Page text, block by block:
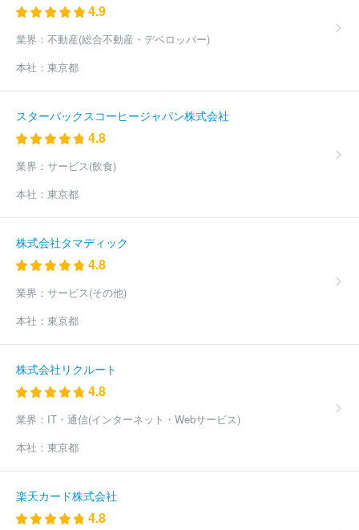
4.9
業界： 不動産(総合不動産・デベロッパー)
本社： 東京都
スターバックスコーヒージャパン株式会社
4.8
業界： サービス(飲食)
本社： 東京都
株式会社タマディック
4.8
業界： サービス(その他)
本社： 東京都
株式会社リクルート
4.8
業界： IT・通信(インターネット・Webサービス)
本社： 東京都
楽天カード株式会社
4.8